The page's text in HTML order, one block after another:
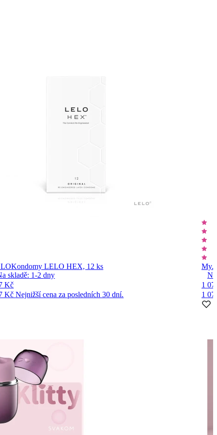
Kondomy LELO HEX, 12 ks
skladě: 1-2dny
Kč
KčNejnižší cena za posledních 30 dní.
1
1